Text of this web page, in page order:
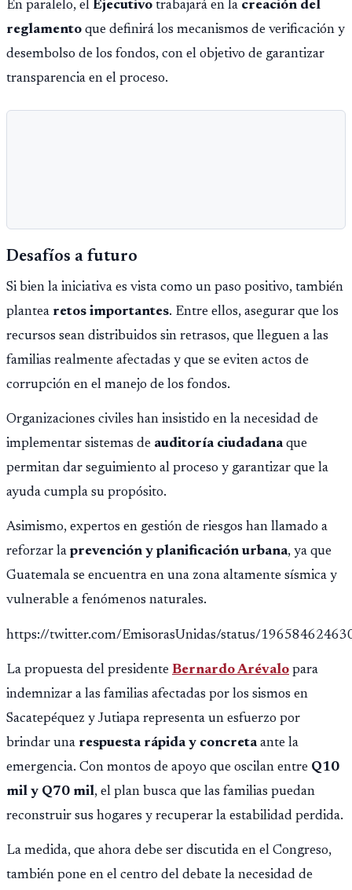
En paralelo, el Ejecutivo trabajará en la creación del
reglamento que definirá los mecanismos de verificación y
desembolso de los fondos, con el objetivo de garantizar
transparencia en el proceso.
Desafíos a futuro
Si bien la iniciativa es vista como un paso positivo, también
plantea retos importantes. Entre ellos, asegurar que los
recursos sean distribuidos sin retrasos, que lleguen a las
familias realmente afectadas y que se eviten actos de
corrupción en el manejo de los fondos.
Organizaciones civiles han insistido en la necesidad de
implementar sistemas de auditoría ciudadanaque
permitan dar seguimiento al proceso y garantizar que la
ayuda cumpla su propósito.
Asimismo, expertos en gestión de riesgos han llamado a
reforzar la prevención y planificación urbana, ya que
Guatemala se encuentra en una zona altamente sísmica y
vulnerable a fenómenos naturales.
https://twitter.com/EmisorasUnidas/status/
La propuesta del presidente Bernardo Arévalo para
indemnizar a las familias afectadas por los sismos en
Sacatepéquez y Jutiapa representa un esfuerzo por
brindar una respuesta rápida y concretaante la
emergencia. Con montos de apoyo que oscilan entre Q10
mil y Q70 mil, el plan busca que las familias puedan
reconstruir sus hogares y recuperar la estabilidad perdida.
La medida, que ahora debe ser discutida en el Congreso,
también pone en el centro del debate la necesidad de